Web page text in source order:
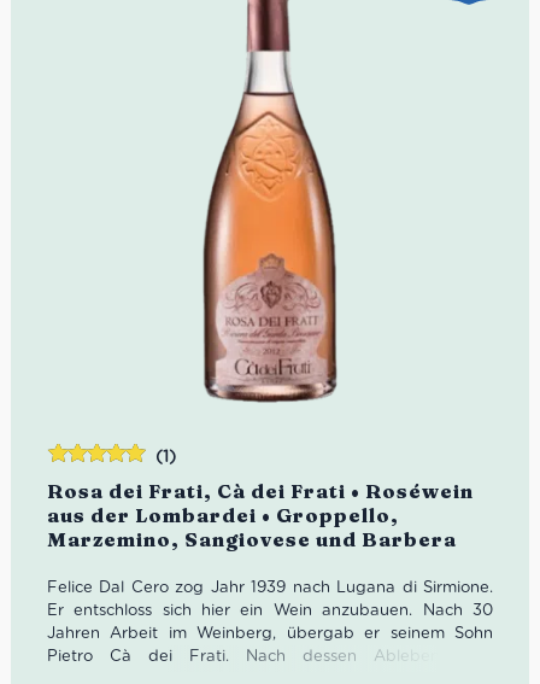
Rosa dei Frati, Cà dei Frati • Roséwein
aus der Lombardei • Groppello,
Marzemino, Sangiovese und Barbera
(1)
Felice Dal Cero zog Jahr 1939 nach Lugana di Sirmione.
Er entschloss sich hier ein Wein anzubauen. Nach 30
Jahren Arbeit im Weinberg, übergab er seinem Sohn
Pietro Cà dei Frati. Nach dessen Ableben 2012
Bewertet
mit5.00von
5